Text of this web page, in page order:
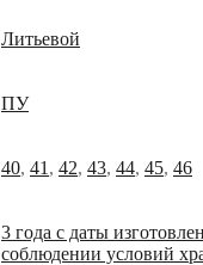
Литьевой
ПУ
40, 41 , 42, 43, 44, 45, 46
3 года с даты
соблюдении условий